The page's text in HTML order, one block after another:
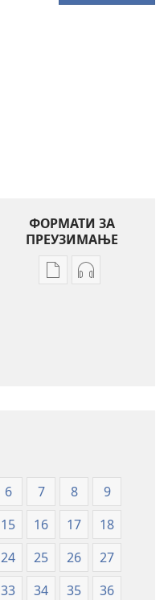
ФОРМАТИ ЗА
ПРЕУЗИМАЊЕ
Формати
(ревидирано
издање
2019)
Формати
(ревидирано
издање
2019)
6 7 8
9
15 16 17
18
24 25 26
27
33 34 35
36